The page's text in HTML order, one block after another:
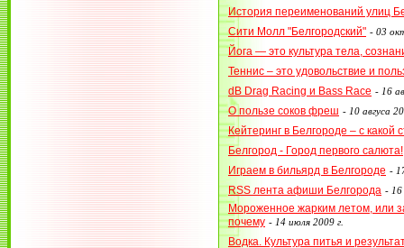
История переименований улиц
Сити Молл "Белгородский" - 03
Йога — это культура тела,
Теннис – это удовольствие и
dB Drag Racing и Bass Race - 16
О пользе соков фреш - 10 авгуса
Кейтеринг в Белгороде – с какой
Белгород - Город первого салюта!
Играем в бильярд в Белгороде -
RSS лента афиши Белгорода -
Мороженное жарким летом, или
почему - 14 июля 2009 г.
Водка. Культура питья и